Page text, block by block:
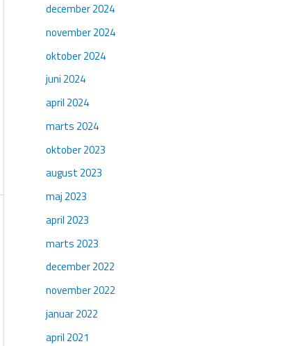
december 2024
november 2024
oktober 2024
juni 2024
april 2024
marts 2024
oktober 2023
august 2023
maj 2023
april 2023
marts 2023
december 2022
november 2022
januar 2022
april 2021